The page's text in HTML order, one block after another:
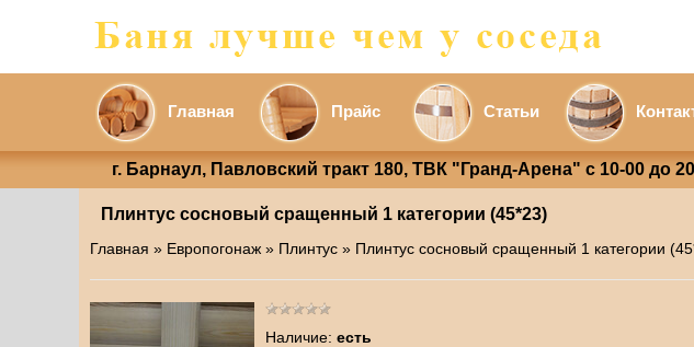
Главная Прайс Статьи
г. Барнаул, Павловский тракт 180, ТВК "Гранд-Арена" с 10-00 до
Плинтус сосновый сращенный 1 категории (45*23)
Главная » Европогонаж » Плинтус » Плинтус сосновый сращенный 1 категории
Наличие: есть